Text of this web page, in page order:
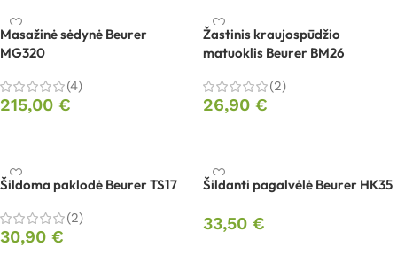
Masažinė sėdynė Beurer
MG320
(4)
215,00 €
Žastinis kraujospūdžio
matuoklis Beurer BM26
(2)
26,90 €
Šildoma paklodė Beurer TS17
(2)
30,90 €
Šildanti pagalvėlė Beurer HK35
33,50 €